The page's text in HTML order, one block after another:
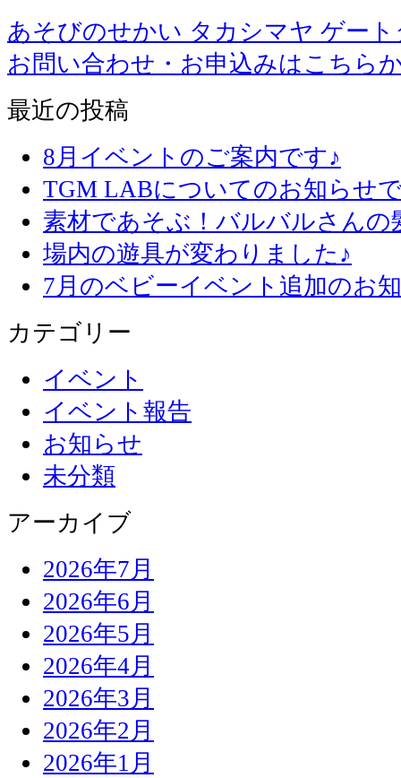
あそびのせかい タカシマヤ ゲー
お問い合わせ・お申込みはこちら
最近の投稿
8月イベントのご案内です♪
TGM LABについてのお知らせ
素材であそぶ！バルバルさん
場内の遊具が変わりました♪
7月のベビーイベント追加のお
カテゴリー
イベント
イベント報告
お知らせ
未分類
アーカイブ
2026年7月
2026年6月
2026年5月
2026年4月
2026年3月
2026年2月
2026年1月